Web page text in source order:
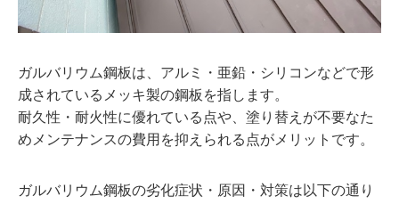
ガルバリウム鋼板は、アルミ・亜鉛・シリコンなどで形
成されているメッキ製の鋼板を指します。
耐久性・耐火性に優れている点や、塗り替えが不要なた
めメンテナンスの費用を抑えられる点がメリットです。
ガルバリウム鋼板の劣化症状・原因・対策は以下の通り